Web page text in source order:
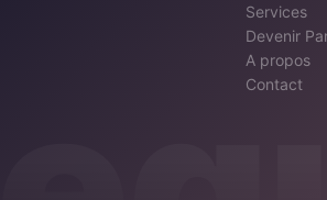
Services
Devenir
A propos
Contact